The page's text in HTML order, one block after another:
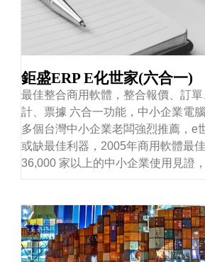
鉅盛ERP E化世家(六合一)
最佳整合商用軟體，整合報價、訂
計、票據 六合一功能，中小企業電
多個台灣中小企業老闆強烈推薦，e
或缺最佳利器，2005年商用軟體最
36,000 家以上的中小企業使用見證